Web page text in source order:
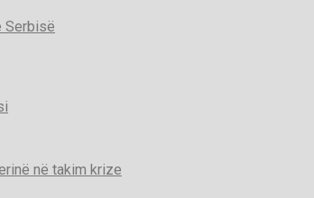
Serbisë
në takim krize